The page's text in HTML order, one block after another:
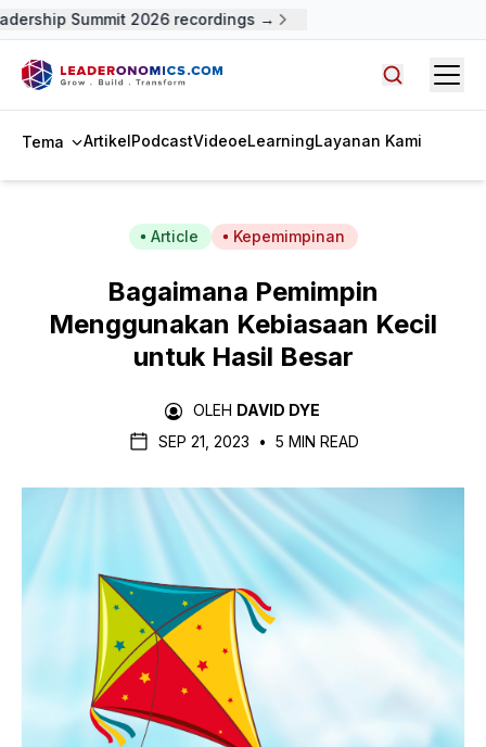
Summit 2026 recordings →
Tema ArtikelPodcastVideoeLearningLayanan Kami
Article Kepemimpinan
Bagaimana Pemimpin
Menggunakan Kebiasaan Kecil
untuk Hasil Besar
OLEH DAVID DYE
SEP 21, 2023
• 5 MIN READ